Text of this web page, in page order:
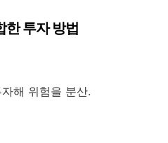
한 투자 방법
해 위험을 분산.